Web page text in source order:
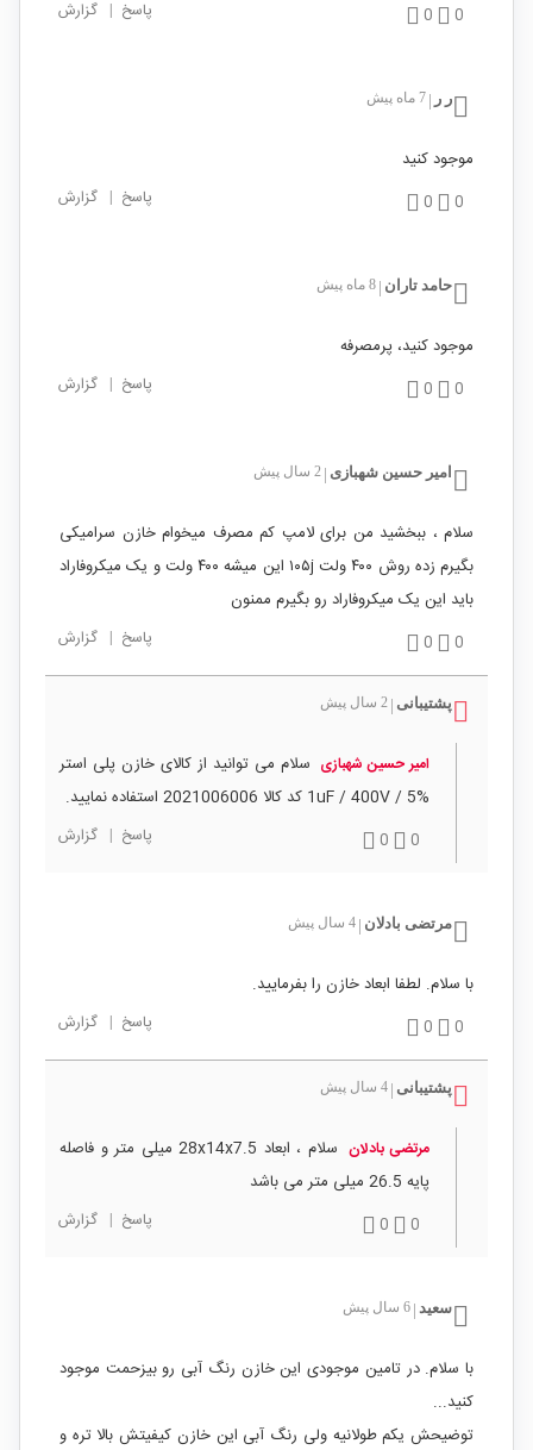
0
0 پاسخ | گزارش
ر ر | 7 ماه پیش
موجود کنید
0
0 پاسخ | گزارش
حامد تاران | 8 ماه پیش
موجود کنید، پرمصرفه
0
0 پاسخ | گزارش
امیر حسین شهبازی | 2 سال پیش
سلام ، ببخشید من برای لامپ کم مصرف میخوام خازن سرامیکی
بگیرم زده روش ۴۰۰ ولت ۱۰۵j این میشه ۴۰۰ ولت و یک میکروفاراد
باید این یک میکروفاراد رو بگیرم ممنون
0
0 پاسخ | گزارش
پشتیبانی | 2 سال پیش
امیر حسین شهبازی سلام می توانید از کالای خازن پلی استر
1uF / 400V / 5% کد کالا 2021006006 استفاده نمایید.
0
0 پاسخ | گزارش
مرتضی بادلان | 4 سال پیش
با سلام. لطفا ابعاد خازن را بفرمایید.
0
0 پاسخ | گزارش
پشتیبانی | 4 سال پیش
مرتضی بادلان
سلام ، ابعاد 28x14x7.5 میلی متر و فاصله
پایه 26.5 میلی متر می باشد
0
0 پاسخ | گزارش
سعید | 6 سال پیش
با سلام. در تامین موجودی این خازن رنگ آبی رو بیزحمت موجود
کنید...
توضیحش یکم طولانیه ولی رنگ آبی این خازن کیفیتش بالا تره و